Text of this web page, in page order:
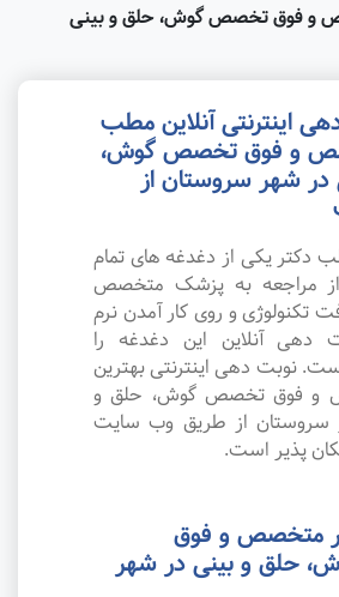
و فوق تخصص گوش، حلق و بینی
اینترنتی آنلاین مطب
و فوق تخصص گوش،
در شهر سروستان از
دکتر یکی از دغدغه های تمام
از مراجعه به پزشک متخصص
تکنولوژی و روی کار آمدن نرم
دهی آنلاین این دغدغه را
نوبت دهی اینترنتی بهترین
و فوق تخصص گوش، حلق و
سروستان از طریق وب سایت
پذیر است.
متخصص و فوق
حلق و بینی در شهر